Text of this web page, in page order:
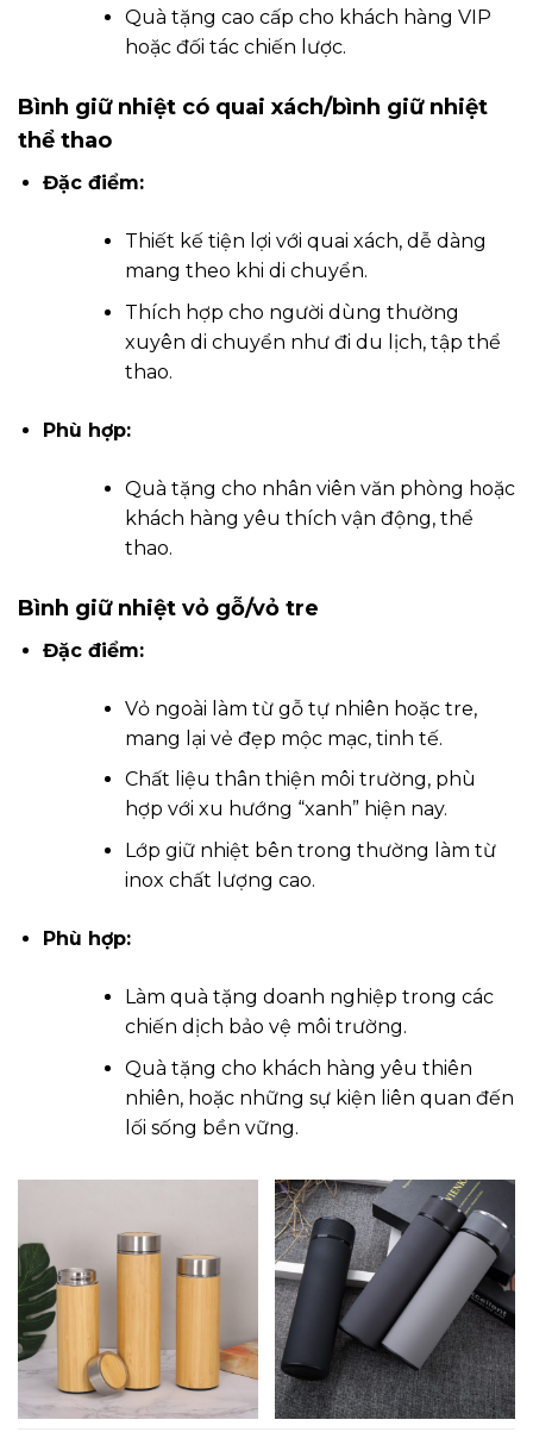
Quà tặng cao cấp cho khách hàng VIP
hoặc đối tác chiến lược.
Bình giữ nhiệt có quai xách/bình giữ nhiệt
thể thao
Đặc điểm:
Thiết kế tiện lợi với quai xách, dễ dàng
mang theo khi di chuyển.
Thích hợp cho người dùng thường
xuyên di chuyển như đi du lịch, tập thể
thao.
Phù hợp:
Quà tặng cho nhân viên văn phòng hoặc
khách hàng yêu thích vận động, thể
thao.
Bình giữ nhiệt vỏ gỗ/vỏ tre
Đặc điểm:
Vỏ ngoài làm từ gỗ tự nhiên hoặc tre,
mang lại vẻ đẹp mộc mạc, tinh tế.
Chất liệu thân thiện môi trường, phù
hợp với xu hướng “xanh” hiện nay.
Lớp giữ nhiệt bên trong thường làm từ
inox chất lượng cao.
Phù hợp:
Làm quà tặng doanh nghiệp trong các
chiến dịch bảo vệ môi trường.
Quà tặng cho khách hàng yêu thiên
nhiên, hoặc những sự kiện liên quan đến
lối sống bền vững.